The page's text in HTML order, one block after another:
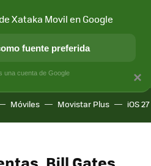
APLICACIONES
Móviles Movistar Plus iOS 27
×
Xataka Movil en Google
fuente preferida
una cuenta de Google